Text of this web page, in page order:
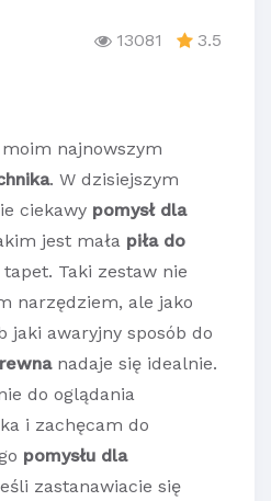
13081 3.5
najnowszym
. W dzisiejszym
ciekawy pomysł dla
jest mała piła do
Taki zestaw nie
narzędziem, ale jako
jaki awaryjny sposób do
nadaje się idealnie.
do oglądania
i zachęcam do
pomysłu dla
zastanawiacie się